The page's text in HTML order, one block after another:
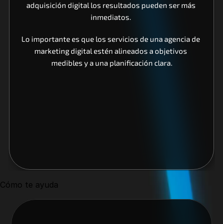
adquisición digital los resultados pueden ser más
inmediatos.
Lo importante es que los servicios de una agencia de
marketing digital estén alineados a objetivos
medibles y a una planificación clara.
Cómo te ayuda